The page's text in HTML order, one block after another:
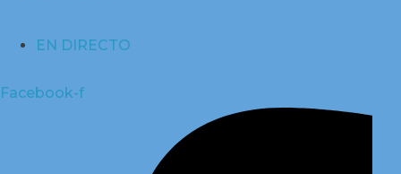
EN DIRECTO
Facebook-f